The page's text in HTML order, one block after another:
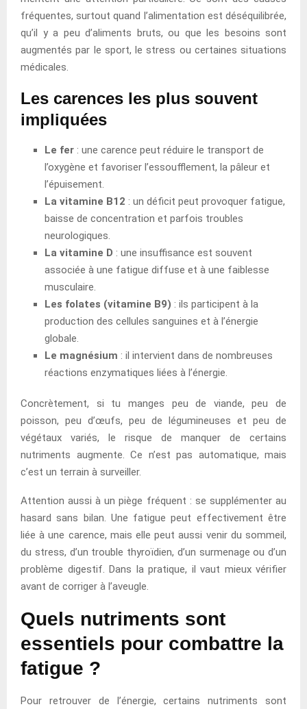
fréquentes, surtout quand l’alimentation est déséquilibrée,
qu’il y a peu d’aliments bruts, ou que les besoins sont
augmentés par le sport, le stress ou certaines situations
médicales.
Les carences les plus souvent
impliquées
Le fer : une carence peut réduire le transport de
l’oxygène et favoriser l’essoufflement, la pâleur et
l’épuisement.
La vitamine B12 : un déficit peut provoquer fatigue,
baisse de concentration et parfois troubles
neurologiques.
La vitamine D : une insuffisance est souvent
associée à une fatigue diffuse et à une faiblesse
musculaire.
Les folates (vitamine B9) : ils participent à la
production des cellules sanguines et à l’énergie
globale.
Le magnésium : il intervient dans de nombreuses
réactions enzymatiques liées à l’énergie.
Concrètement, si tu manges peu de viande, peu de
poisson, peu d’œufs, peu de légumineuses et peu de
végétaux variés, le risque de manquer de certains
nutriments augmente. Ce n’est pas automatique, mais
c’est un terrain à surveiller.
Attention aussi à un piège fréquent : se supplémenter au
hasard sans bilan. Une fatigue peut effectivement être
liée à une carence, mais elle peut aussi venir du sommeil,
du stress, d’un trouble thyroïdien, d’un surmenage ou d’un
problème digestif. Dans la pratique, il vaut mieux vérifier
avant de corriger à l’aveugle.
Quels nutriments sont
essentiels pour combattre la
fatigue ?
Pour retrouver de l’énergie, certains nutriments sont